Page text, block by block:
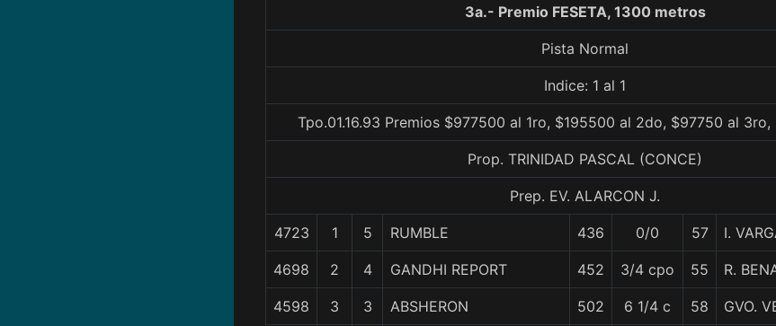
3a.- Premio FESETA, 1300 metros
Pista Normal
Indice: 1 al 1
Tpo.01.16.93 Premios $977500 al 1ro, $195500 al 2do, $97750 al
Prop. TRINIDAD PASCAL (CONCE)
Prep. EV. ALARCON J.
4723 1 5 RUMBLE 436 0/0 57 I.
4698 2 4 GANDHI REPORT 452 3/4 cpo 55 R.
4598 3 3 ABSHERON 502 6 1/4 c 58 GVO.